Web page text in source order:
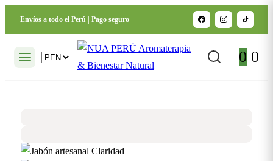
Envíos a todo el Perú | Pago seguro
0 0